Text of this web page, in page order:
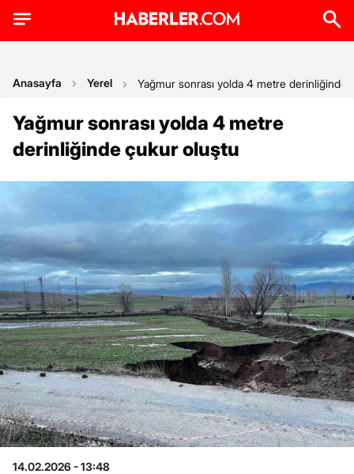
Anasayfa Yerel Yağmur sonrası yolda 4 metre derinliğinde
Yağmur sonrası yolda 4 metre
derinliğinde çukur oluştu
14.02.2026 - 13:48